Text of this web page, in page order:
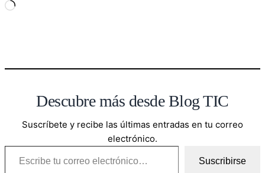
Cargando…
Descubre más desde Blog TIC
Suscríbete y recibe las últimas entradas en tu correo
electrónico.
Escribe tu correo electrónico…
Suscribirse